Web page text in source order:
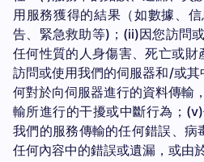
用服務獲得的結果（如數據、
告、緊急救助等)；(ii)因您訪問
任何性質的人身傷害、死亡或
訪問或使用我們的伺服器和/或
何對於向伺服器進行的資料傳輸
輸所進行的干擾或中斷行為；
我們的服務傳輸的任何錯誤、
任何內容中的錯誤或遺漏，或由